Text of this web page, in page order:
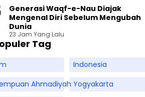
Generasi Waqf-e-Nau Diajak
Mengenal Diri Sebelum Mengubah
Dunia
23 Jam Yang Lalu
Tag
Indonesia
Ahmadiyah Yogyakarta